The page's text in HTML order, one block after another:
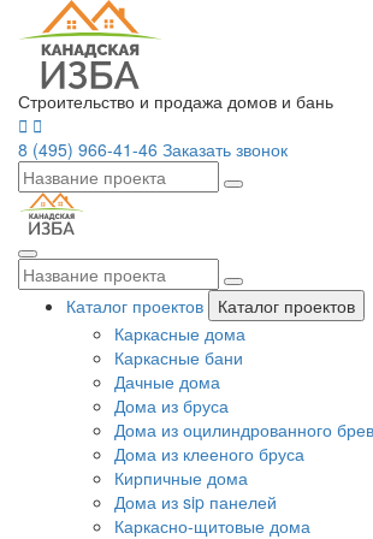
Строительство и продажа домов и бань
8 (495) 966-41-46 Заказать звонок
Каталог проектов
Каталог проектов
Каркасные дома
Каркасные бани
Дачные дома
Дома из бруса
Дома из оцилиндрованного
Дома из клееного бруса
Кирпичные дома
Дома из sip панелей
Каркасно-щитовые дома